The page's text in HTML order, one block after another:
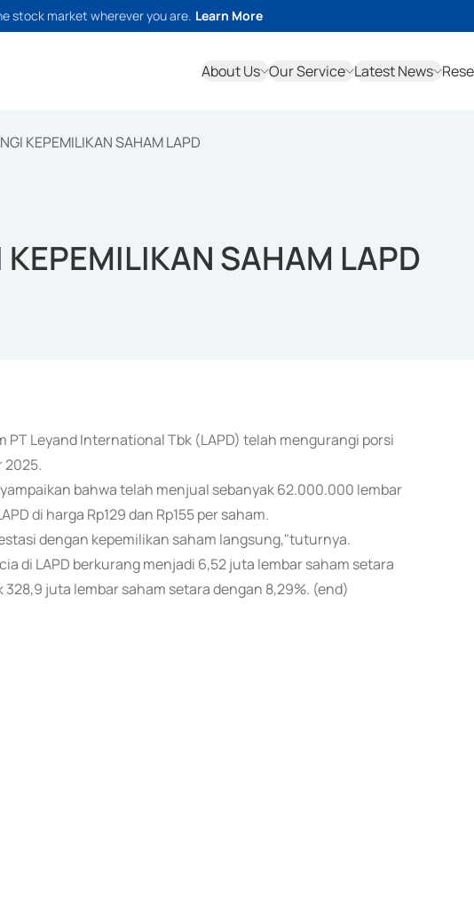
stock market wherever you are. Learn More
About Us Our Service Latest News
KEPEMILIKAN SAHAM LAPD
KEPEMILIKAN SAHAM LAPD
PT Leyand International Tbk (LAPD) telah mengurangi porsi
2025.
bahwa telah menjual sebanyak 62.000.000 lembar
di harga Rp129 dan Rp155 per saham.
dengan kepemilikan saham langsung,"tuturnya.
di LAPD berkurang menjadi 6,52 juta lembar saham setara
juta lembar saham setara dengan 8,29%. (end)